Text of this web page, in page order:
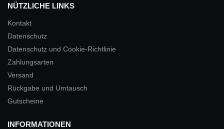
NÜTZLICHE LINKS
Kontakt
Datenschutz
Datenschutz und Cookie-Richtlinie
Zahlungsarten
Versand
Rückgabe und Umtausch
Gutscheine
INFORMATIONEN